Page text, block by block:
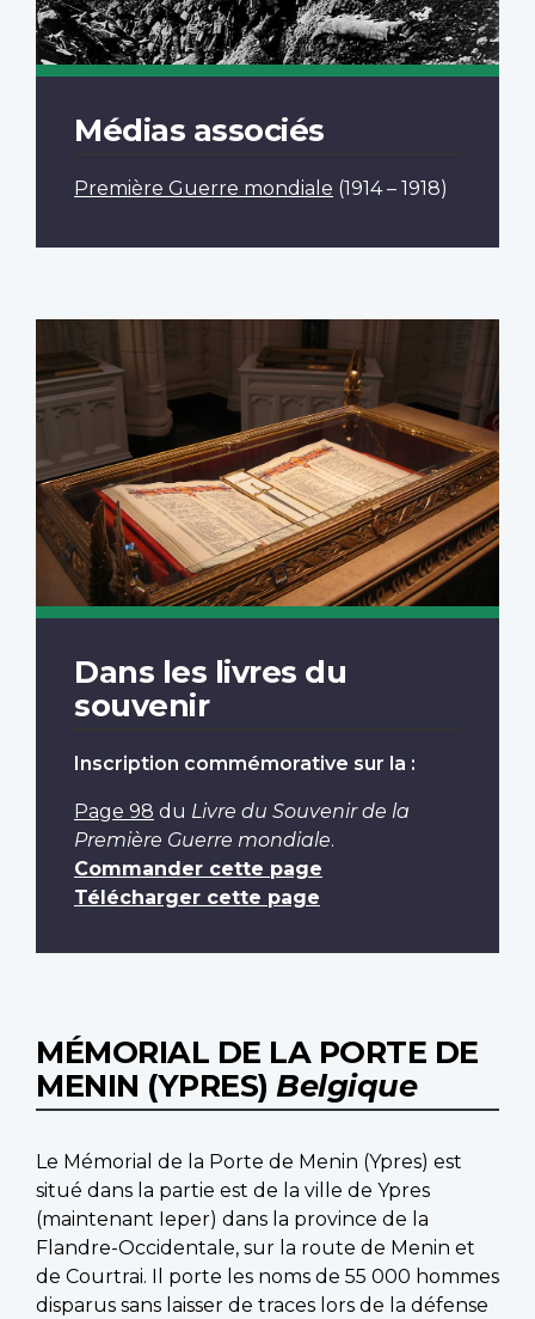
Médias associés
Première Guerre mondiale (1914 – 1918)
Dans les livres du
souvenir
Inscription commémorative sur la :
Page 98 du Livre du Souvenir de la
Première Guerre mondiale.
Commander cette page
Télécharger cette page
MÉMORIAL DE LA PORTE DE
MENIN (YPRES) Belgique
Le Mémorial de la Porte de Menin (Ypres) est
situé dans la partie est de la ville de Ypres
(maintenant Ieper) dans la province de la
Flandre-Occidentale, sur la route de Menin et
de Courtrai. Il porte les noms de 55 000 hommes
disparus sans laisser de traces lors de la défense